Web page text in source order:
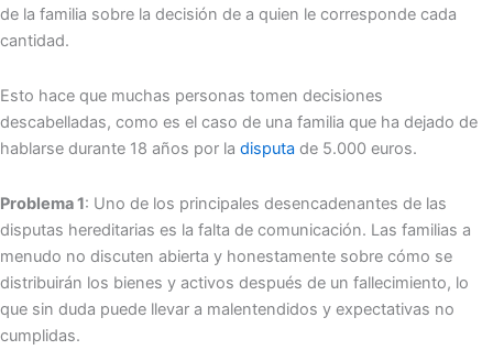
de la familia sobre la decisión de a quien le corresponde cada
cantidad.
Esto hace que muchas personas tomen decisiones
descabelladas, como es el caso de una familia que ha dejado de
hablarse durante 18 años por la disputa de 5.000 euros.
Problema 1: Uno de los principales desencadenantes de las
disputas hereditarias es la falta de comunicación. Las familias a
menudo no discuten abierta y honestamente sobre cómo se
distribuirán los bienes y activos después de un fallecimiento, lo
que sin duda puede llevar a malentendidos y expectativas no
cumplidas.